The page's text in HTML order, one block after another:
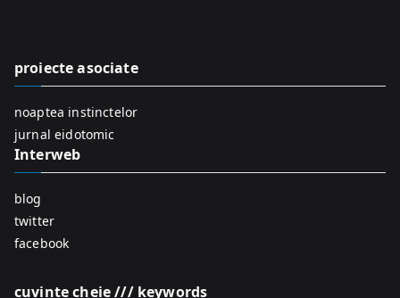
o
proiecte asociate
noaptea instinctelor
jurnal eidotomic
Interweb
blog
twitter
facebook
cuvinte cheie /// keywords